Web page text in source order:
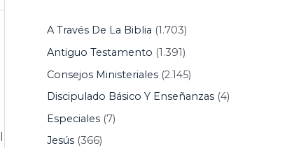
A Través De La Biblia (1.703)
Antiguo Testamento (1.391)
Consejos Ministeriales(2.145)
Discipulado Básico Y Enseñanzas(4)
Especiales(7)
Jesús(366)